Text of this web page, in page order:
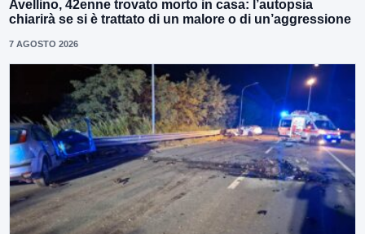
Avellino, 42enne trovato morto in casa: l’autopsia
chiarirà se si è trattato di un malore o di un’aggressione
7 AGOSTO 2026